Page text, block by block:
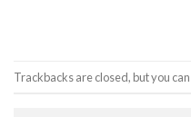
Trackbacks are closed, but you can